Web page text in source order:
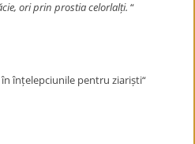
ori prin prostia celorlalți. “
înțelepciunile pentru ziariști“